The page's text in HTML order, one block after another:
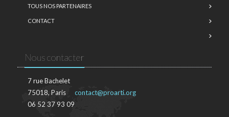
TOUS NOS PARTENAIRES
CONTACT
Nous contacter
7 rue Bachelet
75018, Paris
06 52 37 93 09
contact@proarti.org